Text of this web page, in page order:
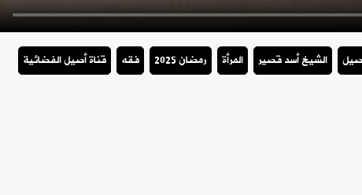
الشيخ أسد قصير المرأة رمضان 2025 فقه قناة أصيل الفضائية